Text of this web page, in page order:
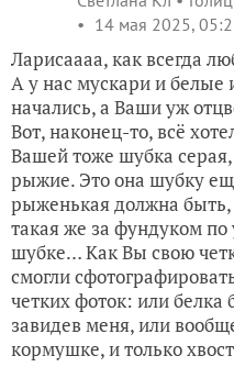
рыжие. Это она шубку
рыженькая должна быть,
такая же за фундуком по
шубке… Как Вы свою
смогли
четких фоток: или белка
завидев меня, или
кормушке, и только
Ответить ✿
Bonita
Лариса
14 мая 2025,